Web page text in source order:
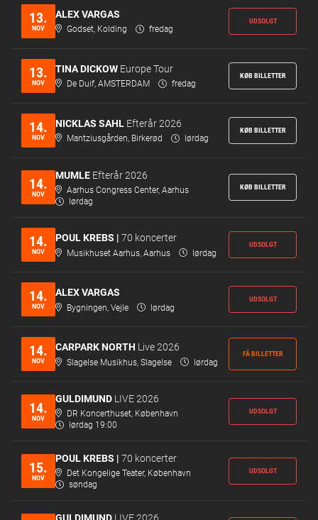
13.
NOV
ALEX VARGAS
Godset, Kolding fredag
UDSOLGT
13.
NOV
TINA DICKOW Europe Tour
De Duif, AMSTERDAM fredag
KØB BILLETTER
14.
NOV
NICKLAS SAHL Efterår 2026
Mantziusgården, Birkerød lørdag
KØB BILLETTER
14.
NOV
MUMLE Efterår 2026
Aarhus Congress Center, Aarhus
lørdag
KØB BILLETTER
14.
NOV
POUL KREBS | 70 koncerter
Musikhuset Aarhus, Aarhus lørdag
UDSOLGT
14.
NOV
ALEX VARGAS
Bygningen, Vejle lørdag
UDSOLGT
14.
NOV
CARPARK NORTH Live 2026
Slagelse Musikhus, Slagelse lørdag
FÅ BILLETTER
14.
NOV
GULDIMUND LIVE 2026
DR Koncerthuset, København
lørdag 19:00
UDSOLGT
15.
NOV
POUL KREBS | 70 koncerter
Det Kongelige Teater, København
søndag
UDSOLGT